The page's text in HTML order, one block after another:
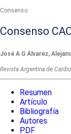
Consenso
Consenso
José A G Álvarez,
Revista Argentina de
Resumen
Artículo
Bibliografía
Autores
PDF